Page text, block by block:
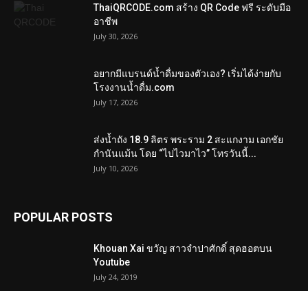
ThaiQRCODE.com สร้าง QR Code ฟรี ระดับมือ
อาชีพ
July 30, 2026
อยากมีแบรนด์น้ำดื่มของตัวเอง? เริ่มได้ง่ายกับ
โรงงานน้ำดื่ม.com
July 17, 2026
ส่งน้ำถัง 18.9 ลิตร พระราม 2 สะแกงาม เอกชัย
กำนันแม้น โดย “ไปไวมาไว” โทรวันนี้...
July 10, 2026
POPULAR POSTS
Khouan Xai ขวัญ สาวจำปาศักดิ์ สุดฮอตบน
Youtube
July 24, 2019